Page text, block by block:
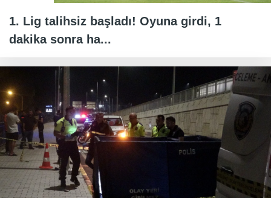
1. Lig talihsiz başladı! Oyuna girdi, 1
dakika sonra ha...